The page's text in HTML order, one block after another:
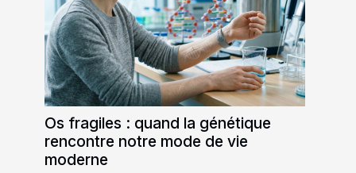
Os fragiles : quand la génétique
rencontre notre mode de vie
moderne